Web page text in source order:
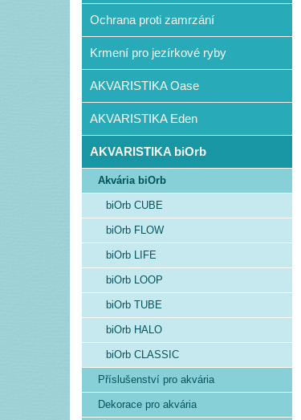
Ochrana proti zamrzání
Krmení pro jezírkové ryby
AKVARISTIKA Oase
AKVARISTIKA Eden
AKVARISTIKA biOrb
Akvária biOrb
biOrb CUBE
biOrb FLOW
biOrb LIFE
biOrb LOOP
biOrb TUBE
biOrb HALO
biOrb CLASSIC
Příslušenství pro akvária
Dekorace pro akvária